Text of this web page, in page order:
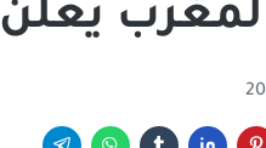
يعلن